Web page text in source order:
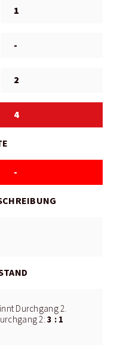
1
-
2
4
-
Durchgang 2.
2:3 : 1